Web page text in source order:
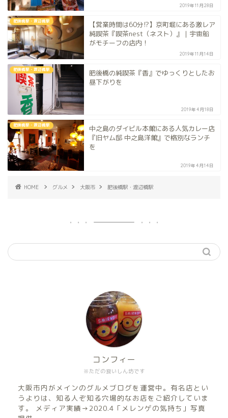
2019年11月28日
肥後橋駅・渡辺橋駅
【営業時間は60分!?】京町堀にある激レア
純喫茶『喫茶nest（ネスト）』｜宇宙船
がモチーフの店内！
2019年11月14日
肥後橋駅・渡辺橋駅
肥後橋の純喫茶『香』でゆっくりとしたお
昼下がりを
2019年4月18日
肥後橋駅・渡辺橋駅
中之島のダイビル本館にある人気カレー店
『旧ヤム邸 中之島洋館』で格別なランチ
を
2019年4月14日
HOME グルメ 大阪市 肥後橋駅・渡辺橋駅
※ただの食いしん坊です
コンフィー
大阪市内がメインのグルメブログを運営中。有名店とい
うよりは、知る人ぞ知る穴場的なお店をご紹介していま
す。 メディア実績→2020.4「メレンゲの気持ち」写真